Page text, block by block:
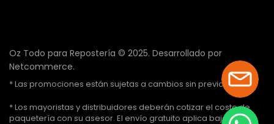
Oz Todo para Repostería © 2025. Desarrollado por
Netcommerce.
* Las promociones están sujetas a cambios sin previo aviso.
* Los mayoristas y distribuidores deberán cotizar el costo de
paquetería con su asesor. El envío gratuito aplica bajo ciertas